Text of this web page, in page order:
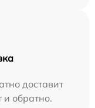
доставит
и обратно.